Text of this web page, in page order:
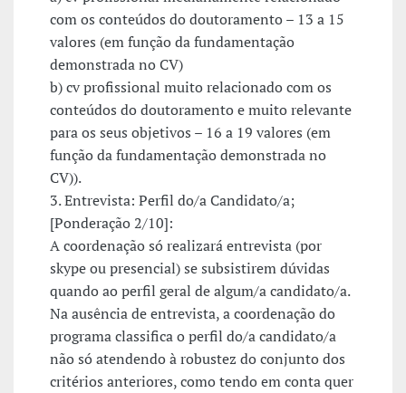
com os conteúdos do doutoramento – 13 a 15
valores (em função da fundamentação
demonstrada no CV)
b) cv profissional muito relacionado com os
conteúdos do doutoramento e muito relevante
para os seus objetivos – 16 a 19 valores (em
função da fundamentação demonstrada no
CV)).
3. Entrevista: Perfil do/a Candidato/a;
[Ponderação 2/10]:
A coordenação só realizará entrevista (por
skype ou presencial) se subsistirem dúvidas
quando ao perfil geral de algum/a candidato/a.
Na ausência de entrevista, a coordenação do
programa classifica o perfil do/a candidato/a
não só atendendo à robustez do conjunto dos
critérios anteriores, como tendo em conta quer